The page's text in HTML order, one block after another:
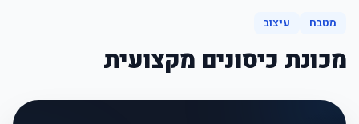
מטבח
עיצוב
מכונת כיסונים מקצועית